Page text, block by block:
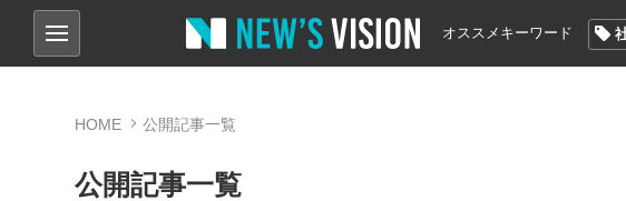
オススメキーワード
HOME 公開記事一覧
公開記事一覧